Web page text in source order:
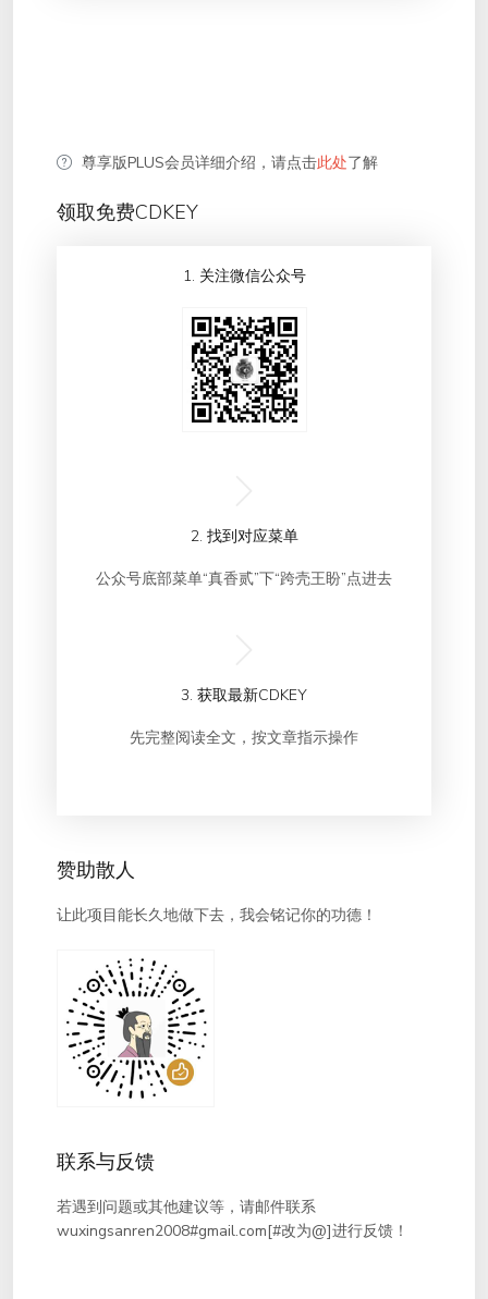
尊享版PLUS会员详细介绍，请点击此处了解
领取免费CDKEY
1. 关注微信公众号
2. 找到对应菜单
公众号底部菜单“真香贰”下“跨壳王盼”点进去
3. 获取最新CDKEY
先完整阅读全文，按文章指示操作
赞助散人
让此项目能长久地做下去，我会铭记你的功德！
联系与反馈
若遇到问题或其他建议等，请邮件联系
wuxingsanren2008#gmail.com[#改为@]进行反馈！